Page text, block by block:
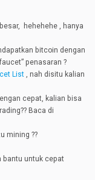
hehehehe , hanya
bitcoin dengan
penasaran ?
List , nah disitu kalian
cepat, kalian bisa
Baca di
mining ??
bantu untuk cepat